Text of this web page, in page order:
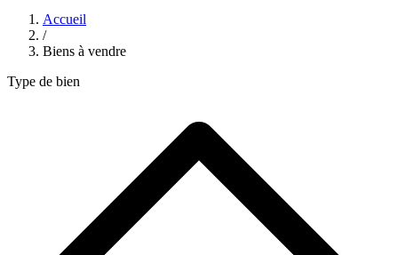
Accueil
/
Biens à vendre
Type de bien